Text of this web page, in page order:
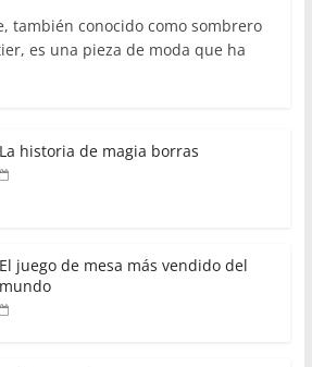
también conocido como sombrero
es una pieza de moda que ha
La historia de magia borras
El juego de mesa más vendido del
mundo